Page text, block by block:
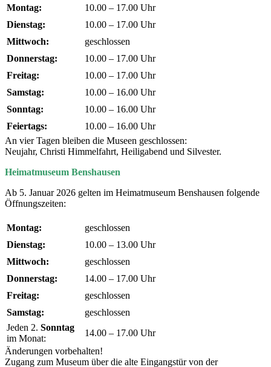
Montag:
10.00 – 17.00 Uhr
Dienstag:
10.00 – 17.00 Uhr
Mittwoch:
geschlossen
Donnerstag:
10.00 – 17.00 Uhr
Freitag:
10.00 – 17.00 Uhr
Samstag:
10.00 – 16.00 Uhr
Sonntag:
10.00 – 16.00 Uhr
Feiertags:
10.00 – 16.00 Uhr
An vier Tagen bleiben die Museen geschlossen:
Neujahr, Christi Himmelfahrt, Heiligabend und Silvester.
Heimatmuseum Benshausen
Ab 5. Januar 2026 gelten im Heimatmuseum Benshausen folgende
Öffnungszeiten:
Montag:
geschlossen
Dienstag:
10.00 – 13.00 Uhr
Mittwoch:
geschlossen
Donnerstag:
14.00 – 17.00 Uhr
Freitag:
geschlossen
Samstag:
geschlossen
Jeden 2. Sonntag
im Monat:
14.00 – 17.00 Uhr
Änderungen vorbehalten!
Zugang zum Museum über die alte Eingangstür von der